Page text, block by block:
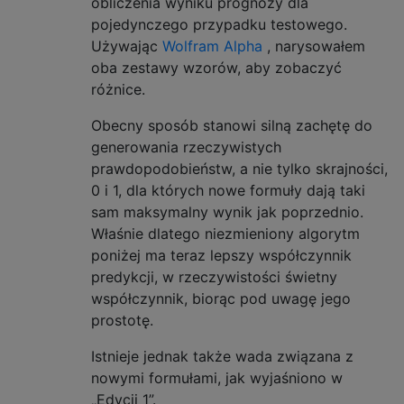
                    winner = "white";
} else
                    winner = "black";
                } else {
Instance instance =
String[] values =
for(int i = 0 ; i <
} else
                        } else {
                        }
                    }
                    // Ugly as hell
pojedynczego przypadku testowego.
Używając Wolfram Alpha , narysowałem
oba zestawy wzorów, aby zobaczyć
różnice.
Obecny sposób stanowi silną zachętę do
generowania rzeczywistych
prawdopodobieństw, a nie tylko skrajności,
0 i 1, dla których nowe formuły dają taki
sam maksymalny wynik jak poprzednio.
Właśnie dlatego niezmieniony algorytm
poniżej ma teraz lepszy współczynnik
predykcji, w rzeczywistości świetny
współczynnik, biorąc pod uwagę jego
prostotę.
Istnieje jednak także wada związana z
nowymi formułami, jak wyjaśniono w
„Edycji 1”.